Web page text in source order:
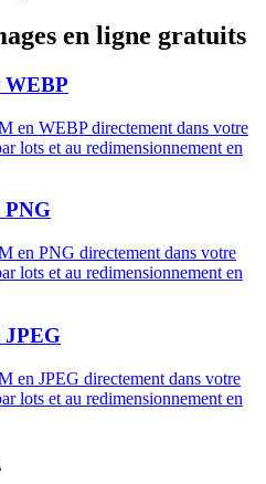
en ligne gratuits
WEBP
en WEBP directement dans votre
lots et au redimensionnement en
PNG
en PNG directement dans votre
lots et au redimensionnement en
JPEG
en JPEG directement dans votre
lots et au redimensionnement en